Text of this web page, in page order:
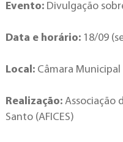
Evento: Divulgação
Data e horário: 18/09
Local: Câmara Municipal
Realização: Associação
Santo (AFICES)